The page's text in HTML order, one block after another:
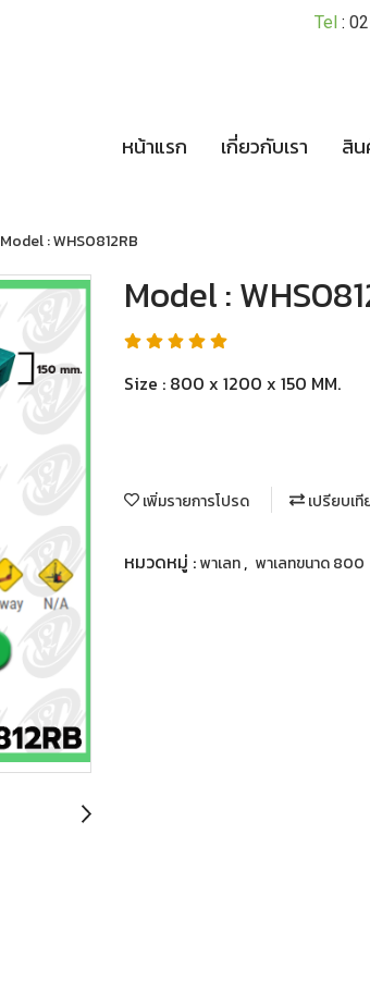
Tel :
หน้าแรก เกี่ยวกับเรา สิ
Model : WHS0812RB
Model :
Size : 800 x 1200 x 150 MM.
เพิ่มรายการโปรด เปรียบเที
หมวดหมู่ :พาเลท, พาเลทขนาด 800